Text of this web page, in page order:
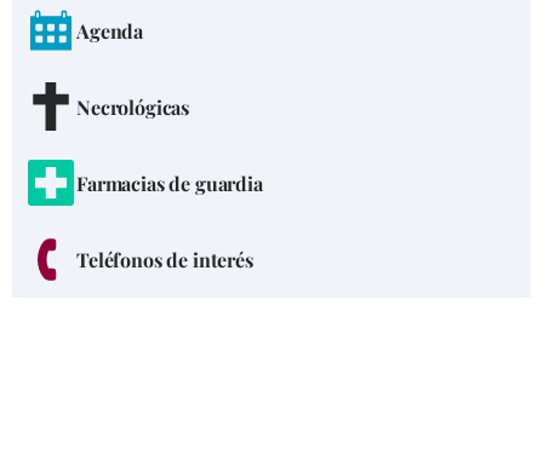
Agenda
Necrológicas
Farmacias de guardia
Teléfonos de interés